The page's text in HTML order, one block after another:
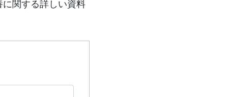
関する詳しい資料